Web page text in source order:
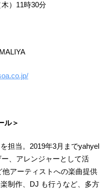
）11時30分
ル＞
担当。2019年3月までyahyel
、アレンジャーとして活
アーティストへの楽曲提供
制作、DJ も行うなど、多方